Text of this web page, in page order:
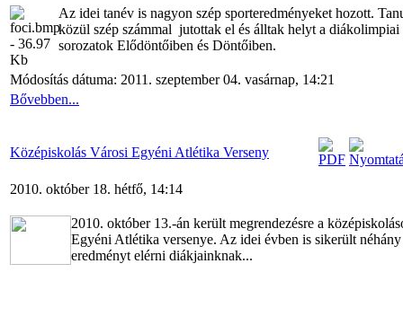
Az idei tanév is nagyon szép sporteredményeket hozott.
közül szép számmal jutottak el és álltak helyt a diákolimpiai
sorozatok Elődöntőiben és Döntőiben.
Módosítás dátuma: 2011. szeptember 04. vasárnap, 14:21
Bővebben...
Középiskolás Városi Egyéni Atlétika Verseny
2010. október 18. hétfő, 14:14
2010. október 13.-án került megrendezésre a
Egyéni Atlétika versenye. Az idei évben is sikerült néhány
eredményt elérni diákjainknak...